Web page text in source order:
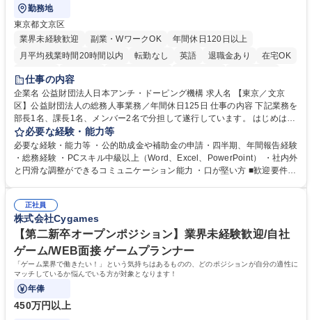
勤務地
東京都文京区
業界未経験歓迎
副業・WワークOK
年間休日120日以上
月平均残業時間20時間以内
転勤なし 英語 退職金あり
在宅OK
賞与あり
育休あり
食事補助あり
仕事の内容
企業名 公益財団法人日本アンチ・ドーピング機構 求人名 【東京／文京
区】公益財団法人の総務人事業務／年間休日125日 仕事の内容 下記業務を
部長1名、課長1名、メンバー2名で分担して遂行しています。 はじめは担
当者として業務を覚えていただき、ゆくゆくはリーダーやマネージャーポ
ジションとして活躍いただくことを期待しています。 【総務・人事グルー
プの業務内容】 ・人事制度関連 ・採用活動 ・教育研修の企画、実行 ・勤
怠管理 ・官公庁への各種提出 ・法定の会議運営（評議員会、理事会） ・
管理 ・福利厚生関連 ・職員からの問合せ、相談対応 ・その他日常の総務
業務全般 募集職種 【東京／文京区】公益財団法人の総務人事業務／年間
休日125日
必要な経験・能力等
必要な経験・能力等 ・公的助成金や補助金の申請・四半期、年間報告経験
・総務経験 ・PCスキル中級以上（Word、Excel、PowerPoint） ・社内外
と円滑な調整ができるコミュニケーション能力 ・口が堅い方 ■歓迎要件
正社員
株式会社Cygames
【第二新卒オープンポジション】業界未経験歓迎/自社
ゲーム/WEB面接 ゲームプランナー
「ゲーム業界で働きたい！」という気持ちはあるものの、どのポジションが自分の適性に
マッチしているか悩んでいる方が対象となります！
年俸
450万円以上